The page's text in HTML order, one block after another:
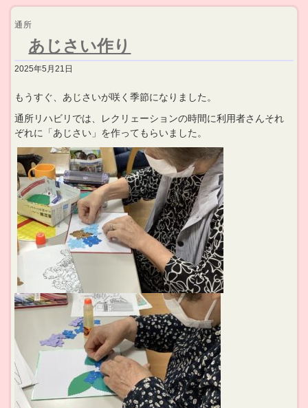
通所
あじさい作り
2025年5月21日
もうすぐ、あじさいが咲く季節になりました。
通所リハビリでは、レクリェーションの時間に利用者さんそれ
ぞれに「あじさい」を作ってもらいました。